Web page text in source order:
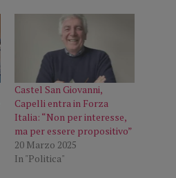
Castel San Giovanni,
Capelli entra in Forza
Italia: “Non per interesse,
ma per essere propositivo”
20 Marzo 2025
In "Politica"